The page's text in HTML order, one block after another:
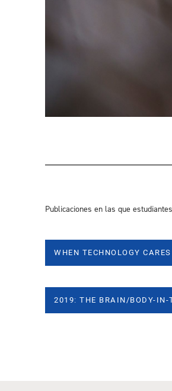
Publicaciones en las que
WHEN TECHNOLOGY
2019: THE BRAIN/BODY-IN-